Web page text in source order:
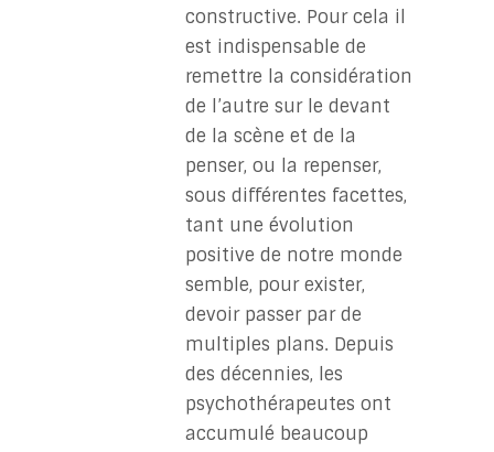
constructive. Pour cela il
est indispensable de
remettre la considération
de l’autre sur le devant
de la scène et de la
penser, ou la repenser,
sous différentes facettes,
tant une évolution
positive de notre monde
semble, pour exister,
devoir passer par de
multiples plans. Depuis
des décennies, les
psychothérapeutes ont
accumulé beaucoup